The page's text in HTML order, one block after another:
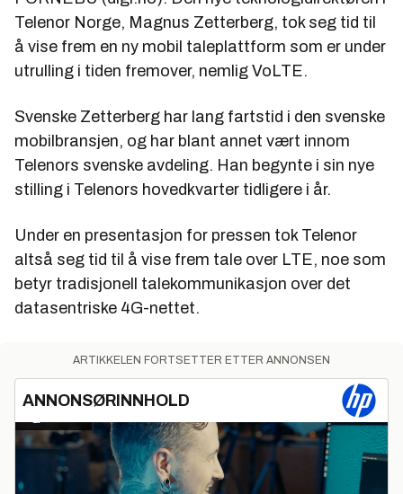
Telenor Norge, Magnus Zetterberg, tok seg tid til
å vise frem en ny mobil taleplattform som er under
utrulling i tiden fremover, nemlig VoLTE.
Svenske Zetterberg har lang fartstid i den svenske
mobilbransjen, og har blant annet vært innom
Telenors svenske avdeling. Han begynte i sin nye
stilling i Telenors hovedkvarter tidligere i år.
Under en presentasjon for pressen tok Telenor
altså seg tid til å vise frem tale over LTE, noe som
betyr tradisjonell talekommunikasjon over det
datasentriske 4G-nettet.
ARTIKKELEN FORTSETTER ETTER ANNONSEN
ANNONSØRINNHOLD